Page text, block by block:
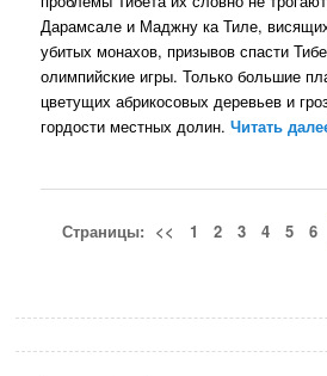
Дарамсале и Маджну ка Тиле,
убитых монахов, призывов спасти
олимпийские игры. Только большие
цветущих абрикосовых деревьев и
гордости местных долин.Читать
Страницы: << 1 2 3 4 5 6